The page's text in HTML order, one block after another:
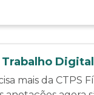
Digital
mais da CTPS